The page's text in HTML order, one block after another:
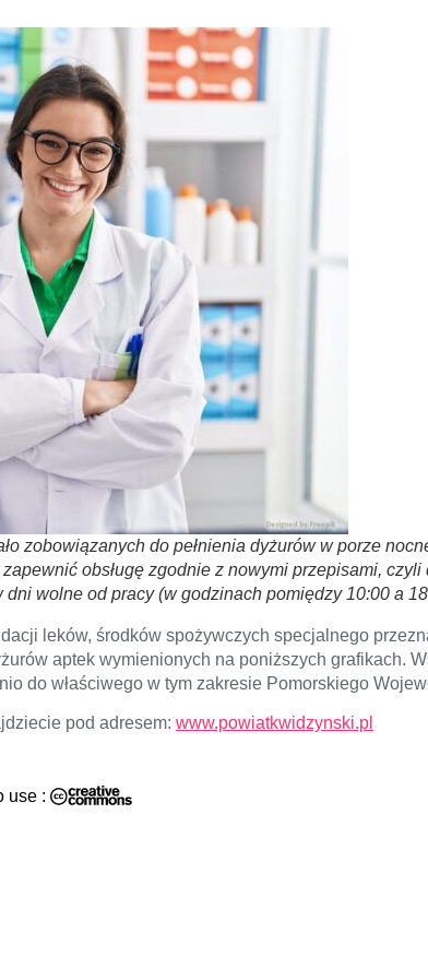
zobowiązanych do pełnienia dyżurów w porze
obsługę zgodnie z nowymi przepisami,
wolne od pracy (w godzinach pomiędzy 10:00 a
leków, środków spożywczych specjalnego
aptek wymienionych na poniższych grafikach.
do właściwego w tym zakresie Pomorskiego
pod adresem: www.powiatkwidzynski.pl
use :